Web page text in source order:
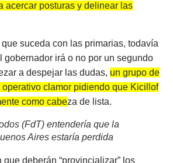
acercar posturas y delinear las
suceda con las primarias, todavía
gobernador irá o no por un segundo
a despejar las dudas, un grupo de
clamor pidiendo que Kicillof
como cabeza de lista.
(FdT) entendería que la
Aires estaría perdida
deberán “provincializar” los